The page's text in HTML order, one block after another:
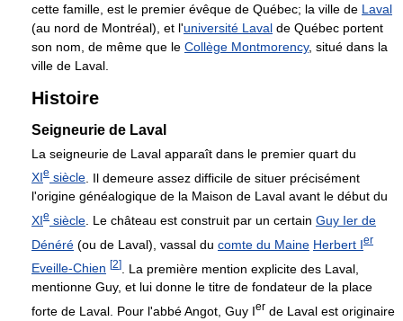
cette famille, est le premier évêque de Québec; la ville de Laval
(au nord de Montréal), et l'université Laval de Québec portent
son nom, de même que le Collège Montmorency, situé dans la
ville de Laval.
Histoire
Seigneurie de Laval
La seigneurie de Laval apparaît dans le premier quart du
XIe siècle . Il demeure assez difficile de situer précisément
l'origine généalogique de la Maison de Laval avant le début du
XIe siècle . Le château est construit par un certain Guy Ier de
Dénéré (ou de Laval), vassal du comte du Maine Herbert Ier
Eveille-Chien [2]
. La première mention explicite des Laval,
mentionne Guy, et lui donne le titre de fondateur de la place
forte de Laval. Pour l'abbé Angot, Guy Ier de Laval est originaire